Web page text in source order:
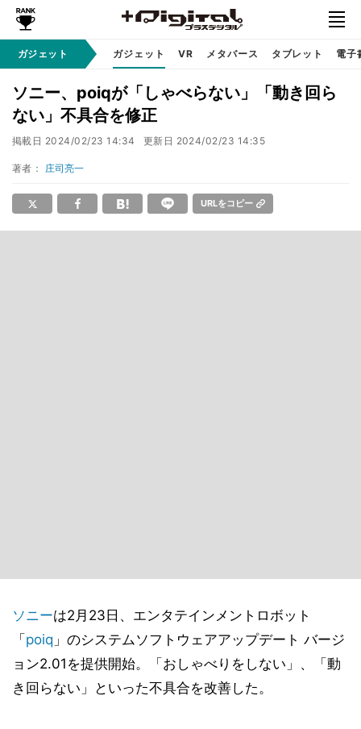
ガジェット ガジェット VR メタバース タブレット 電子
ソニー、poiqが「しゃべらない」「動き回ら
ない」不具合を修正
掲載日 2024/02/23 14:34 更新日 2024/02/23 14:35
著者： 庄司亮一
URLをコピー
ソニーは2月23日、エンタテインメントロボット
「 poiq 」のシステムソフトウェアアップデート バージ
ョン2.01を提供開始。「おしゃべりをしない」、「動
き回らない」といった不具合を改善した。